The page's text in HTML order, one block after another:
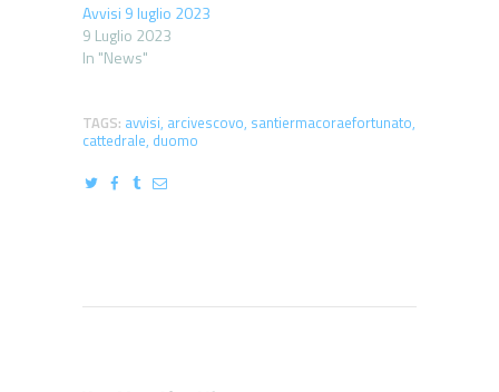
Avvisi 9 luglio 2023
9 Luglio 2023
In "News"
TAGS: avvisi, arcivescovo, santiermacoraefortunato,
cattedrale, duomo